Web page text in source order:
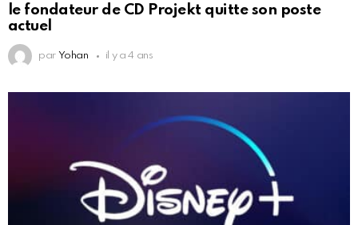
le fondateur de CD Projekt quitte son poste
actuel
par Yohan il y a 4 ans